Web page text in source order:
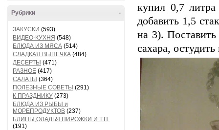
-
Рубрики
ЗАКУСКИ (593)
ВИДЕО-КУХНЯ (548)
БЛЮДА ИЗ МЯСА (514)
СЛАДКАЯ ВЫПЕЧКА (484)
ДЕСЕРТЫ (471)
РАЗНОЕ (417)
САЛАТЫ (364)
ПОЛЕЗНЫЕ СОВЕТЫ (291)
К ПРАЗДНИКУ (273)
БЛЮДА ИЗ РЫБЫ и
МОРЕПРОДУКТОВ (237)
БЛИНЫ,ОЛАДЬЯ,ПИРОЖКИ И Т.П.
(191)
купил 0,7
добавить 1,5
на 3).
сахара,